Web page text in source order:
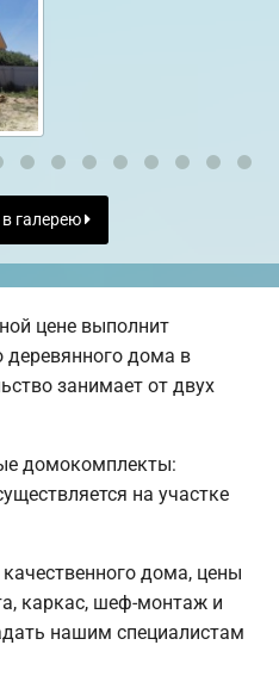
галерею
цене выполнит
деревянного дома в
занимает от двух
домокомплекты:
на участке
дома, цены
каркас, шеф-монтаж и
нашим специалистам